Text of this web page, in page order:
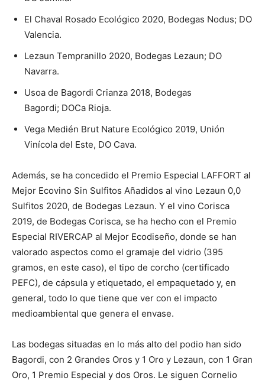
El Chaval Rosado Ecológico 2020, Bodegas Nodus; DO
Valencia.
Lezaun Tempranillo 2020, Bodegas Lezaun; DO
Navarra.
Usoa de Bagordi Crianza 2018, Bodegas
Bagordi; DOCa Rioja.
Vega Medién Brut Nature Ecológico 2019, Unión
Vinícola del Este, DO Cava.
Además, se ha concedido el Premio Especial LAFFORT al
Mejor Ecovino Sin Sulfitos Añadidos al vino Lezaun 0,0
Sulfitos 2020, de Bodegas Lezaun. Y el vino Corisca
2019, de Bodegas Corisca, se ha hecho con el Premio
Especial RIVERCAP al Mejor Ecodiseño, donde se han
valorado aspectos como el gramaje del vidrio (395
gramos, en este caso), el tipo de corcho (certificado
PEFC), de cápsula y etiquetado, el empaquetado y, en
general, todo lo que tiene que ver con el impacto
medioambiental que genera el envase.
Las bodegas situadas en lo más alto del podio han sido
Bagordi, con 2 Grandes Oros y 1 Oro y Lezaun, con 1 Gran
Oro, 1 Premio Especial y dos Oros. Le siguen Cornelio